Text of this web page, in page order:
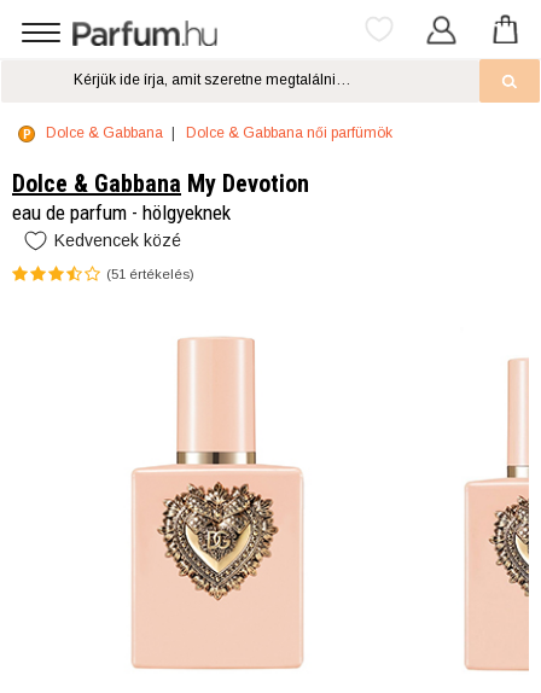
Dolce & Gabbana Dolce & Gabbana női parfümök
Dolce & Gabbana My Devotion
eau de parfum - hölgyeknek
Kedvencek közé
(51 értékelés)